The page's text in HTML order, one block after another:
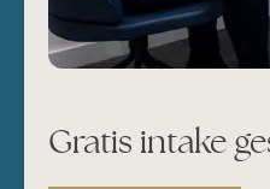
Gratis intake